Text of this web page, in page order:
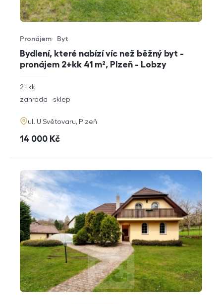
Bydlení, které nabízí víc než běžný byt -
pronájem 2+kk 41 m², Plzeň - Lobzy
Typ nabídky
Pronájem
Typ nemovitosti
Byt
rozměry
2+kk
funkce
zahrada sklep
adresa
ul. U Světovaru, Plzeň
cena
14 000 Kč